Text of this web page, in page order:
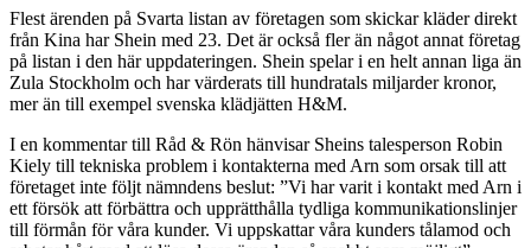
Flest ärenden på Svarta listan av företagen som skickar kläder direkt
från Kina har Shein med 23. Det är också fler än något annat företag
på listan i den här uppdateringen. Shein spelar i en helt annan liga än
Zula Stockholm och har värderats till hundratals miljarder kronor,
mer än till exempel svenska klädjätten H&M.
I en kommentar till Råd & Rön hänvisar Sheins talesperson Robin
Kiely till tekniska problem i kontakterna med Arn som orsak till att
företaget inte följt nämndens beslut: ”Vi har varit i kontakt med Arn i
ett försök att förbättra och upprätthålla tydliga kommunikationslinjer
till förmån för våra kunder. Vi uppskattar våra kunders tålamod och